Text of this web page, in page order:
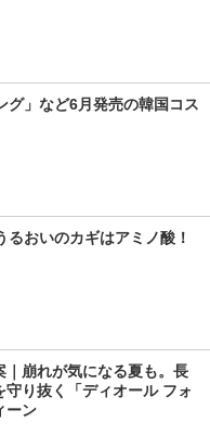
グ」など6月発売の韓国コス
るおいのカギはアミノ酸！
｜崩れが気になる夏も。長
り抜く「ディオール フォ
ーン